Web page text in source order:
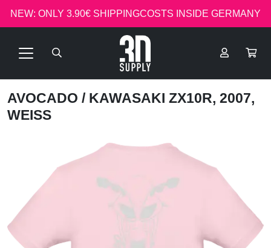
NEW: ONLY 3.90€ SHIPPINGCOSTS INSIDE GERMANY
AVOCADO / KAWASAKI ZX10R, 2007,
WEISS